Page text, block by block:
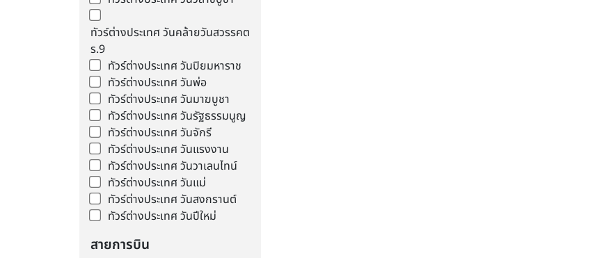
ทัวร์ต่างประเทศ วันคล้ายวันสวรรคต
ร.9
ทัวร์ต่างประเทศ วันปิยมหาราช
ทัวร์ต่างประเทศ วันพ่อ
ทัวร์ต่างประเทศ วันมาฆบูชา
ทัวร์ต่างประเทศ วันรัฐธรรมนูญ
ทัวร์ต่างประเทศ วันจักรี
ทัวร์ต่างประเทศ วันแรงงาน
ทัวร์ต่างประเทศ วันวาเลนไทน์
ทัวร์ต่างประเทศ วันแม่
ทัวร์ต่างประเทศ วันสงกรานต์
ทัวร์ต่างประเทศ วันปีใหม่
สายการบิน